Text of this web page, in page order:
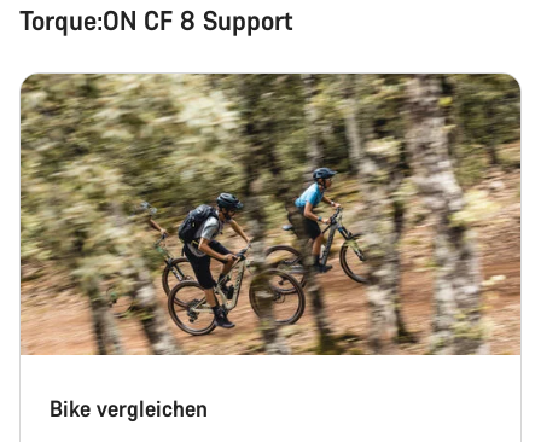
Torque:ON CF 8 Support
Bike vergleichen